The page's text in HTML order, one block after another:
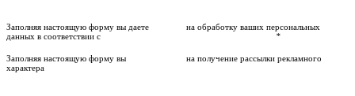
Заполняя настоящую форму вы даете
на обработку ваших персональных
данных в соответствии с
*
Заполняя настоящую форму вы
на получение рассылки рекламного
характера